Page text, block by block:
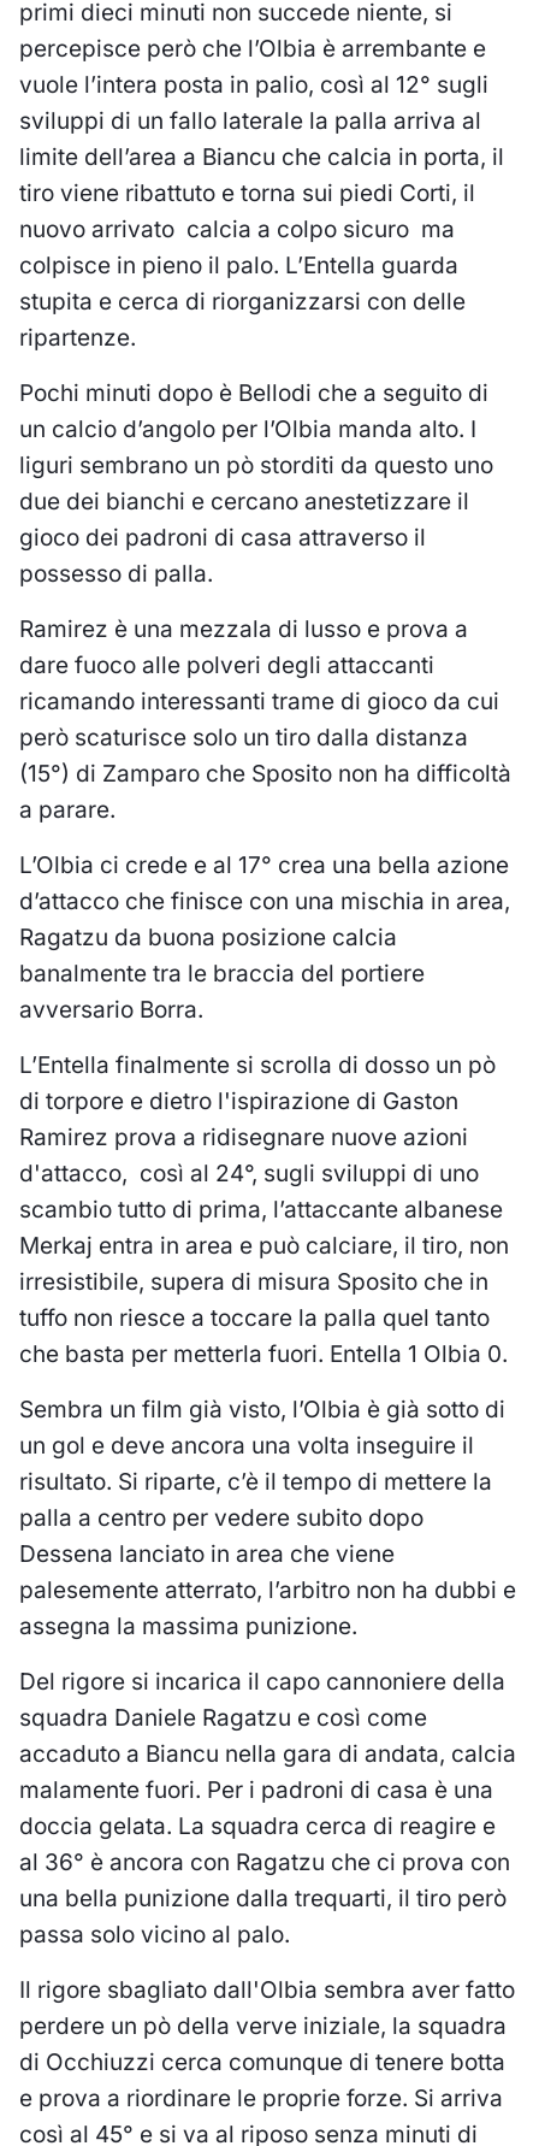
primi dieci minuti non succede niente, si
percepisce però che l’Olbia è arrembante e
vuole l’intera posta in palio, così al 12° sugli
sviluppi di un fallo laterale la palla arriva al
limite dell’area a Biancu che calcia in porta, il
tiro viene ribattuto e torna sui piedi Corti, il
nuovo arrivato calcia a colpo sicuro ma
colpisce in pieno il palo. L’Entella guarda
stupita e cerca di riorganizzarsi con delle
ripartenze.
Pochi minuti dopo è Bellodi che a seguito di
un calcio d’angolo per l’Olbia manda alto. I
liguri sembrano un pò storditi da questo uno
due dei bianchi e cercano anestetizzare il
gioco dei padroni di casa attraverso il
possesso di palla.
Ramirez è una mezzala di lusso e prova a
dare fuoco alle polveri degli attaccanti
ricamando interessanti trame di gioco da cui
però scaturisce solo un tiro dalla distanza
(15°) di Zamparo che Sposito non ha difficoltà
a parare.
L’Olbia ci crede e al 17° crea una bella azione
d’attacco che finisce con una mischia in area,
Ragatzu da buona posizione calcia
banalmente tra le braccia del portiere
avversario Borra.
L’Entella finalmente si scrolla di dosso un pò
di torpore e dietro l'ispirazione di Gaston
Ramirez prova a ridisegnare nuove azioni
d'attacco, così al 24°, sugli sviluppi di uno
scambio tutto di prima, l’attaccante albanese
Merkaj entra in area e può calciare, il tiro, non
irresistibile, supera di misura Sposito che in
tuffo non riesce a toccare la palla quel tanto
che basta per metterla fuori. Entella 1 Olbia 0.
Sembra un film già visto, l’Olbia è già sotto di
un gol e deve ancora una volta inseguire il
risultato. Si riparte, c’è il tempo di mettere la
palla a centro per vedere subito dopo
Dessena lanciato in area che viene
palesemente atterrato, l’arbitro non ha dubbi e
assegna la massima punizione.
Del rigore si incarica il capo cannoniere della
squadra Daniele Ragatzu e così come
accaduto a Biancu nella gara di andata, calcia
malamente fuori. Per i padroni di casa è una
doccia gelata. La squadra cerca di reagire e
al 36° è ancora con Ragatzu che ci prova con
una bella punizione dalla trequarti, il tiro però
passa solo vicino al palo.
Il rigore sbagliato dall'Olbia sembra aver fatto
perdere un pò della verve iniziale, la squadra
di Occhiuzzi cerca comunque di tenere botta
e prova a riordinare le proprie forze. Si arriva
così al 45° e si va al riposo senza minuti di